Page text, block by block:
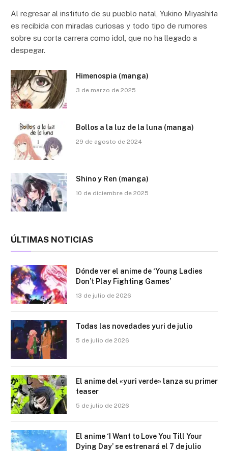
Al regresar al instituto de su pueblo natal, Yukino Miyashita
es recibida con miradas curiosas y todo tipo de rumores
sobre su corta carrera como idol, que no ha llegado a
despegar.
Himenospia (manga)
3 de marzo de 2025
Bollos a la luz de la luna (manga)
29 de agosto de 2024
Shino y Ren (manga)
10 de diciembre de 2025
ÚLTIMAS NOTICIAS
Dónde ver el anime de ‘Young Ladies
Don’t Play Fighting Games’
13 de julio de 2026
Todas las novedades yuri de julio
5 de julio de 2026
El anime del «yuri verde» lanza su primer
teaser
5 de julio de 2026
El anime ‘I Want to Love You Till Your
Dying Day’ se estrenará el 7 de julio